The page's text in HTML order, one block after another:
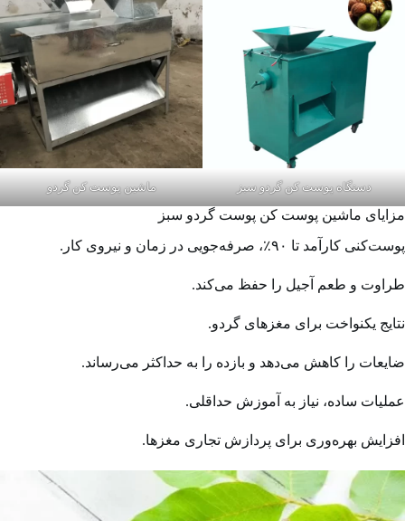
دستگاه پوست کن گردو سبز ماشین پوست کن گردو
مزایای ماشین پوست کن پوست گردو سبز
پوست‌کنی کارآمد تا ۹۰٪، صرفه‌جویی در زمان و نیروی کار.
طراوت و طعم آجیل را حفظ می‌کند.
نتایج یکنواخت برای مغزهای گردو.
ضایعات را کاهش می‌دهد و بازده را به حداکثر می‌رساند.
عملیات ساده، نیاز به آموزش حداقلی.
افزایش بهره‌وری برای پردازش تجاری مغزها.